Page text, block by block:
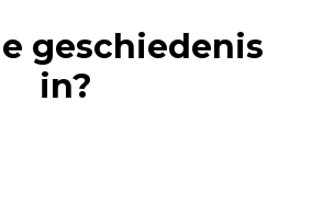
geschiedenis
in?